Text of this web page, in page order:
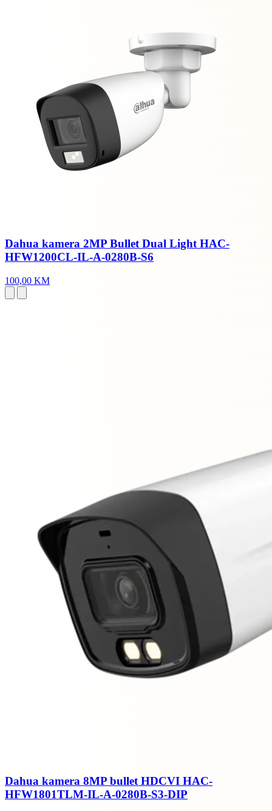
Dahua kamera 2MP Bullet Dual Light HAC-
HFW1200CL-IL-A-0280B-S6
100,00 KM
Dahua kamera 8MP bullet HDCVI HAC-
HFW1801TLM-IL-A-0280B-S3-DIP